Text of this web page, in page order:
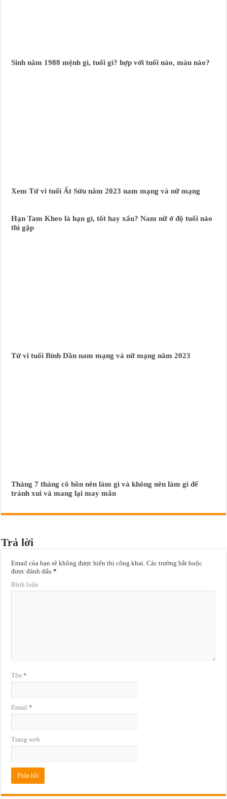
Sinh năm 1988 mệnh gì, tuổi gì? hợp với tuổi nào, màu nào?
Xem Tử vi tuổi Ất Sửu năm 2023 nam mạng và nữ mạng
Hạn Tam Kheo là hạn gì, tốt hay xấu? Nam nữ ở độ tuổi nào
thì gặp
Tử vi tuổi Bính Dần nam mạng và nữ mạng năm 2023
Tháng 7 tháng cô hồn nên làm gì và không nên làm gì để
tránh xui và mang lại may mắn
Trả lời
Email của bạn sẽ không được hiển thị công khai. Các trường bắt buộc
được đánh dấu*
Bình luận
Tên*
Email*
Trang web